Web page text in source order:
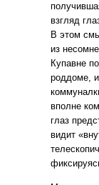
взгляд
В этом
из
Купавне
роддоме,
вполне
глаз
видит